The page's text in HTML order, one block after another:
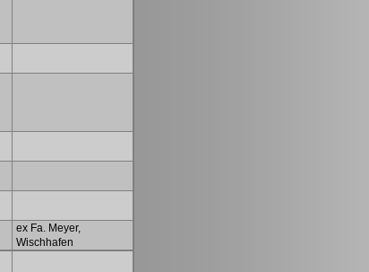
ex Fa. Meyer,
Wischhafen